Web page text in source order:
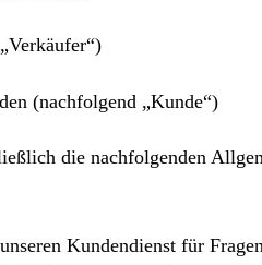
(nachfolgend „Kunde“)
die nachfolgenden
Kundendienst für